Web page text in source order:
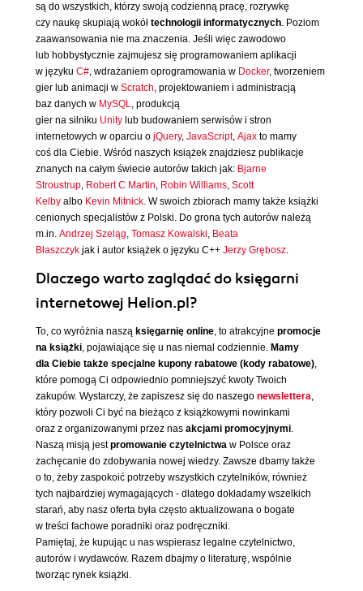
są do wszystkich, którzy swoją codzienną pracę, rozrywkę
czy naukę skupiają wokół technologii informatycznych. Poziom
zaawansowania nie ma znaczenia. Jeśli więc zawodowo
lub hobbystycznie zajmujesz się programowaniem aplikacji
w języku C#, wdrażaniem oprogramowania w Docker, tworzeniem
gier lub animacji w Scratch, projektowaniem i administracją
baz danych w MySQL, produkcją
gier na silniku Unity lub budowaniem serwisów i stron
internetowych w oparciu o jQuery, JavaScript, Ajax to mamy
coś dla Ciebie. Wśród naszych książek znajdziesz publikacje
znanych na całym świecie autorów takich jak: Bjarne
Stroustrup, Robert C Martin, Robin Williams, Scott
Kelby albo Kevin Mitnick. W swoich zbiorach mamy także książki
cenionych specjalistów z Polski. Do grona tych autorów należą
m.in. Andrzej Szeląg, Tomasz Kowalski, Beata
Błaszczyk jak i autor książek o języku C++ Jerzy Grębosz.
Dlaczego warto zaglądać do księgarni
internetowej Helion.pl?
To, co wyróżnia naszą księgarnię online, to atrakcyjne promocje
na książki, pojawiające się u nas niemal codziennie. Mamy
dla Ciebie także specjalne kupony rabatowe (kody rabatowe),
które pomogą Ci odpowiednio pomniejszyć kwoty Twoich
zakupów. Wystarczy, że zapiszesz się do naszego newslettera,
który pozwoli Ci być na bieżąco z książkowymi nowinkami
oraz z organizowanymi przez nas akcjami promocyjnymi.
Naszą misją jestpromowanie czytelnictwa w Polsce oraz
zachęcanie do zdobywania nowej wiedzy. Zawsze dbamy także
o to, żeby zaspokoić potrzeby wszystkich czytelników, również
tych najbardziej wymagających - dlatego dokładamy wszelkich
starań, aby nasz oferta była często aktualizowana o bogate
w treści fachowe poradniki oraz podręczniki.
Pamiętaj, że kupując u nas wspierasz legalne czytelnictwo,
autorów i wydawców. Razem dbajmy o literaturę, wspólnie
tworząc rynek książki.